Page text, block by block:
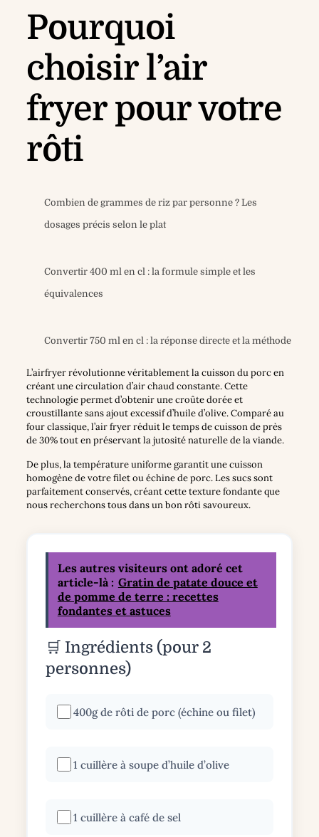
Pourquoi
choisir l’air
fryer pour votre
rôti
Combien de grammes de riz par personne ? Les
dosages précis selon le plat
Convertir 400 ml en cl : la formule simple et les
équivalences
Convertir 750 ml en cl : la réponse directe et la méthode
L’airfryer révolutionne véritablement la cuisson du porc en
créant une circulation d’air chaud constante. Cette
technologie permet d’obtenir une croûte dorée et
croustillante sans ajout excessif d’huile d’olive. Comparé au
four classique, l’air fryer réduit le temps de cuisson de près
de 30% tout en préservant la jutosité naturelle de la viande.
De plus, la température uniforme garantit une cuisson
homogène de votre filet ou échine de porc. Les sucs sont
parfaitement conservés, créant cette texture fondante que
nous recherchons tous dans un bon rôti savoureux.
Les autres visiteurs ont adoré cet
article-là : Gratin de patate douce et
de pomme de terre : recettes
fondantes et astuces
🛒 Ingrédients (pour 2
personnes)
400g de rôti de porc (échine ou filet)
1 cuillère à soupe d’huile d’olive
1 cuillère à café de sel